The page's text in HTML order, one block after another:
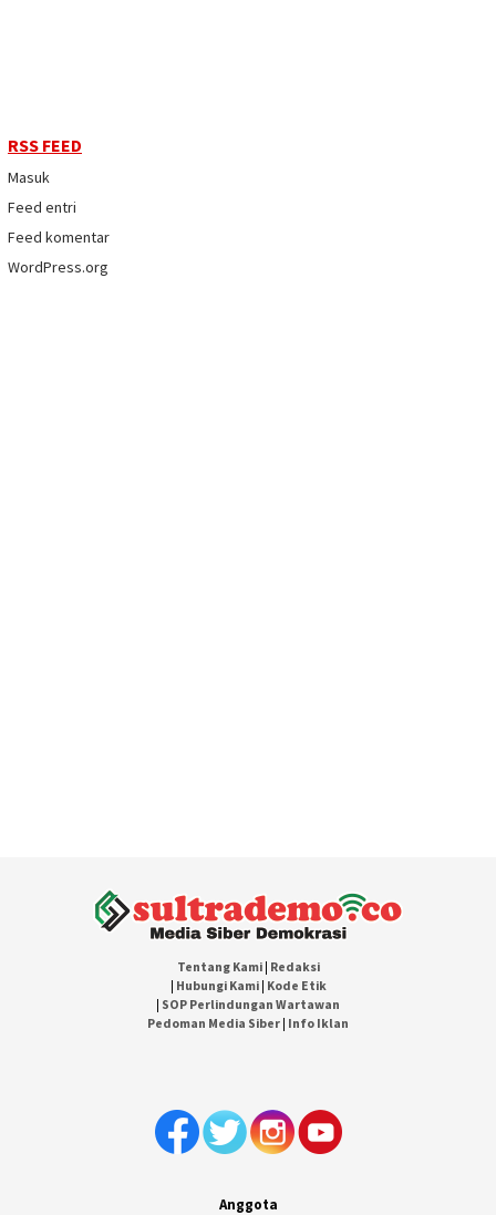
RSS FEED
Masuk
Feed entri
Feed komentar
WordPress.org
Tentang Kami| Redaksi
| Hubungi Kami| Kode Etik
| SOP Perlindungan Wartawan
Pedoman Media Siber | Info Iklan
Anggota